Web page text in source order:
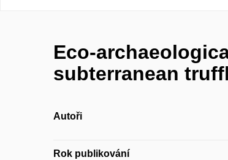
Eco-
subterranean
Autoři
Rok publikování